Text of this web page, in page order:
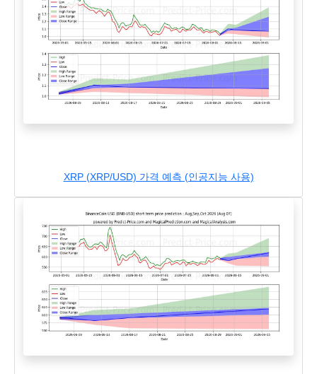
XRP (XRP/USD) 가격 예측 (인공지능 사용)